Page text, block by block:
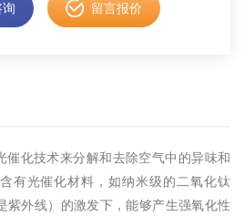
留言报价
催化技术来分解和去除空气中的异味和
有光催化材料，如纳米级的二氧化钛
紫外线）的激发下，能够产生强氧化性